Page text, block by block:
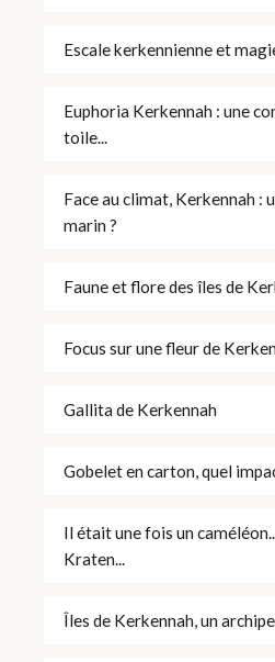
Escale kerkennienne et
Euphoria Kerkennah : une
toile...
Face au climat, Kerkennah :
marin ?
Faune et flore des îles de
Focus sur une fleur de
Gallita de Kerkennah
Gobelet en carton, quel
Il était une fois un
Kraten...
Îles de Kerkennah, un